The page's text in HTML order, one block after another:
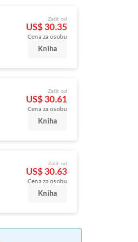
Začít od
US$ 30.35
Cena za osobu
Kniha
Začít od
US$ 30.61
Cena za osobu
Kniha
Začít od
US$ 30.63
Cena za osobu
Kniha